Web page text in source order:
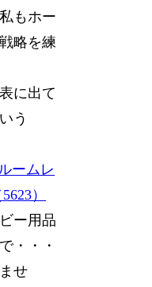
もホー
略を練
に出て
う
ー用品
・・・
せ